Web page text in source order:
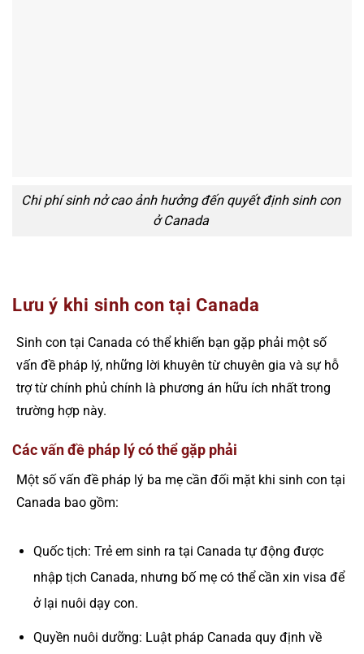
Chi phí sinh nở cao ảnh hưởng đến quyết định sinh con
ở Canada
Lưu ý khi sinh con tại Canada
Sinh con tại Canada có thể khiến bạn gặp phải một số
vấn đề pháp lý, những lời khuyên từ chuyên gia và sự hỗ
trợ từ chính phủ chính là phương án hữu ích nhất trong
trường hợp này.
Các vấn đề pháp lý có thể gặp phải
Một số vấn đề pháp lý ba mẹ cần đối mặt khi sinh con tại
Canada bao gồm:
Quốc tịch: Trẻ em sinh ra tại Canada tự động được
nhập tịch Canada, nhưng bố mẹ có thể cần xin visa để
ở lại nuôi dạy con.
Quyền nuôi dưỡng: Luật pháp Canada quy định về